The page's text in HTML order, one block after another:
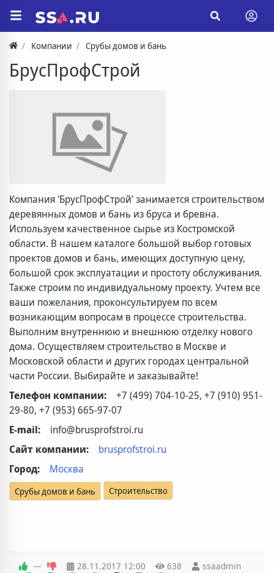
Компании Срубы домов и бань
БрусПрофСтрой
Компания 'БрусПрофСтрой' занимается строительством
деревянных домов и бань из бруса и бревна.
Используем качественное сырье из Костромской
области. В нашем каталоге большой выбор готовых
проектов домов и бань, имеющих доступную цену,
большой срок эксплуатации и простоту обслуживания.
Также строим по индивидуальному проекту. Учтем все
ваши пожелания, проконсультируем по всем
возникающим вопросам в процессе строительства.
Выполним внутреннюю и внешнюю отделку нового
дома. Осуществляем строительство в Москве и
Московской области и других городах центральной
части России. Выбирайте и заказывайте!
Телефон компании:
+7 (499) 704-10-25, +7 (910) 951-
29-80, +7 (953) 665-97-07
E-mail:
info@brusprofstroi.ru
Сайт компании:
brusprofstroi.ru
Город:
Москва
Срубы домов и бань Строительство
— 28.11.2017 12:00 638 ssaadmin